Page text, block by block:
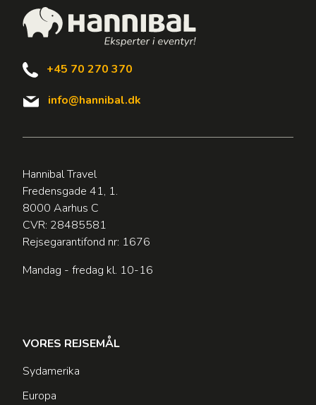
+45 70 270 370
info@hannibal.dk
Hannibal Travel
Fredensgade 41, 1.
8000 Aarhus C
CVR: 28485581
Rejsegarantifond nr: 1676
Mandag - fredag kl. 10-16
VORES REJSEMÅL
Sydamerika
Europa